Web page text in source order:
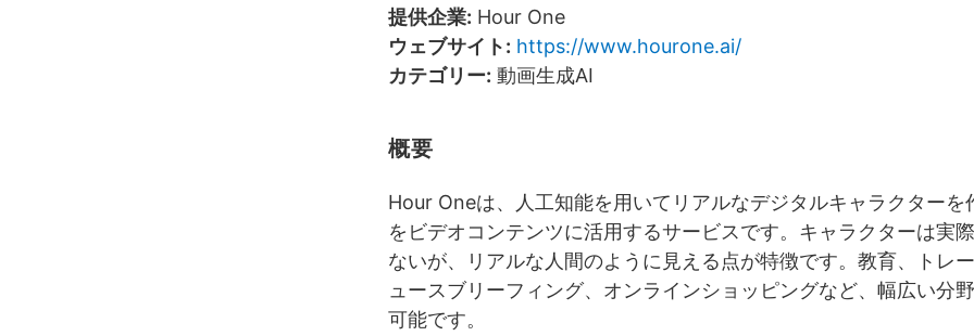
提供企業: Hour One
ウェブサイト: https://www.hourone.ai/
カテゴリー: 動画生成AI
概要
Hour Oneは、人工知能を用いてリアルなデジタルキャラクターを
をビデオコンテンツに活用するサービスです。キャラクターは実
ないが、リアルな人間のように見える点が特徴です。教育、トレ
ュースブリーフィング、オンラインショッピングなど、幅広い分
可能です。